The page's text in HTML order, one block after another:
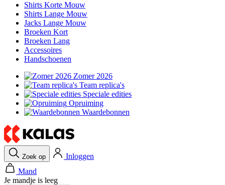
Shirts Korte Mouw
Shirts Lange Mouw
Jacks Lange Mouw
Broeken Kort
Broeken Lang
Accessoires
Handschoenen
Zomer 2026
Team replica's
Speciale edities
Opruiming
Waardebonnen
Zoek op
Inloggen
Mand
Je mandje is leeg